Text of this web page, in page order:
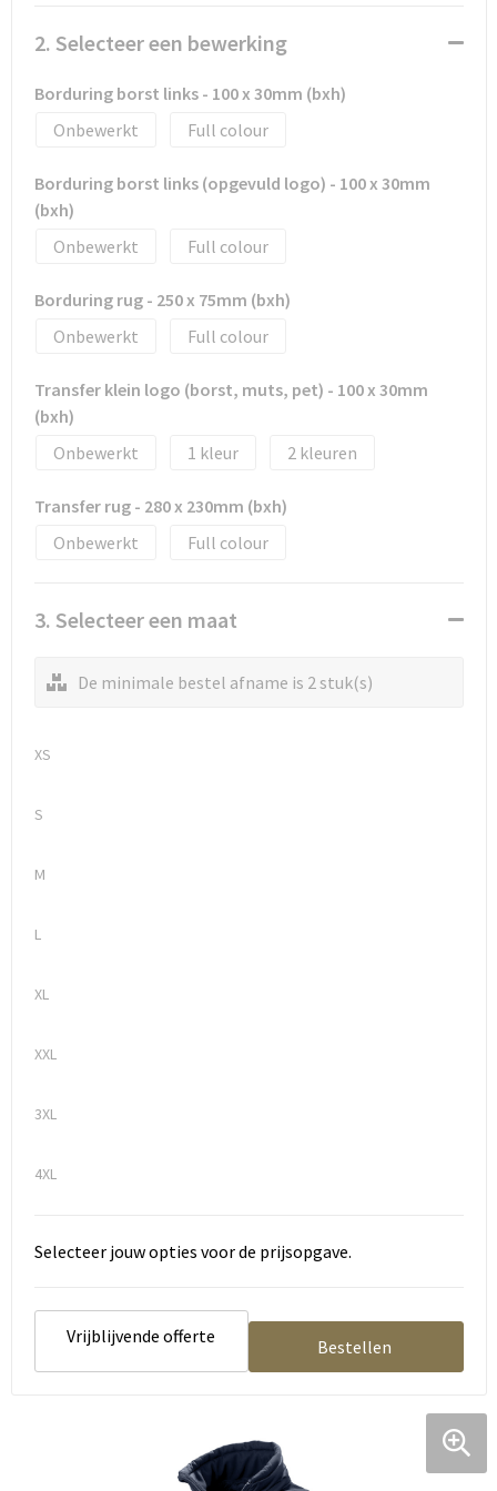
Verzorging en Wellness
Vrije tijd en reizen
Peuters en Baby's
Sport
2. Selecteer een bewerking
Borduring borst links - 100 x 30mm (bxh)
Onbewerkt
Full colour
Borduring borst links (opgevuld logo) - 100 x 30mm
(bxh)
Onbewerkt
Full colour
Borduring rug - 250 x 75mm (bxh)
Onbewerkt
Full colour
Transfer klein logo (borst, muts, pet) - 100 x 30mm
(bxh)
Onbewerkt
1 2
Transfer rug - 280 x 230mm (bxh)
Onbewerkt
Full colour
3. Selecteer een maat
De minimale bestel afname is 2 stuk(s)
XS
S
M
L
XL
XXL
3XL
4XL
Selecteer jouw opties voor de prijsopgave.
Vrijblijvende offerte Bestellen